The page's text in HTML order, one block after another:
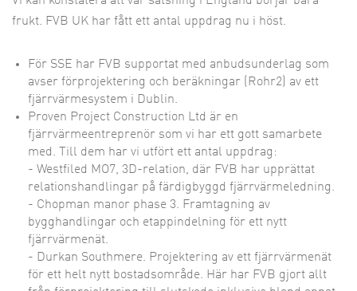
frukt. FVB UK har fått ett antal uppdrag nu i höst.
För SSE har FVB supportat med anbudsunderlag som
avser förprojektering och beräkningar (Rohr2) av ett
fjärrvärmesystem i Dublin.
Proven Project Construction Ltd är en
fjärrvärmeentreprenör som vi har ett gott samarbete
med. Till dem har vi utfört ett antal uppdrag:
- Westfiled MO7, 3D-relation, där FVB har upprättat
relationshandlingar på färdigbyggd fjärrvärmeledning.
- Chopman manor phase 3. Framtagning av
bygghandlingar och etappindelning för ett nytt
fjärrvärmenät.
- Durkan Southmere. Projektering av ett fjärrvärmenät
för ett helt nytt bostadsområde. Här har FVB gjort allt